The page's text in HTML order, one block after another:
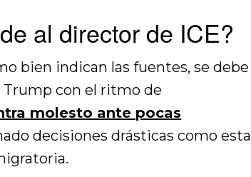
al director de ICE?
bien indican las fuentes, se debe
con el ritmo de
molesto ante pocas
decisiones drásticas como esta